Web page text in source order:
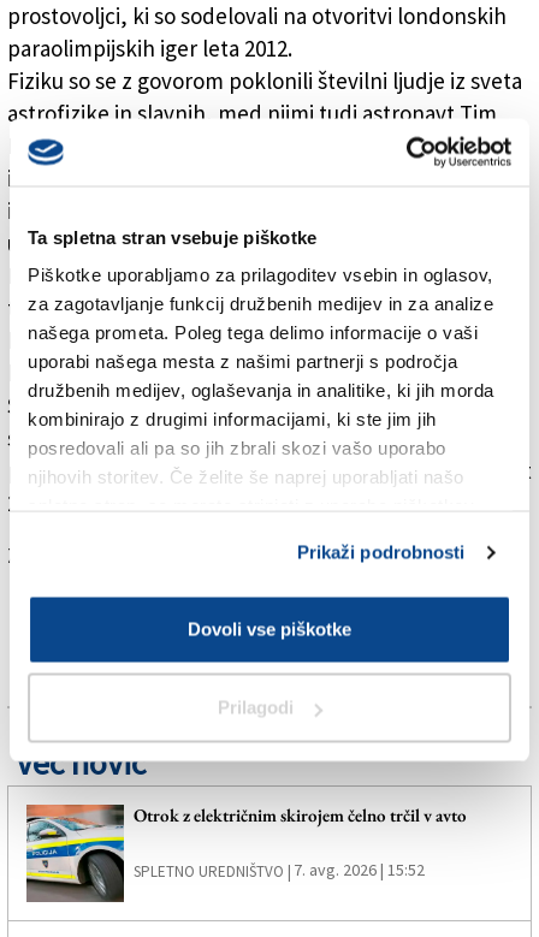
Ta spletna stran vsebuje piškotke
Piškotke uporabljamo za prilagoditev vsebin in oglasov,
za zagotavljanje funkcij družbenih medijev in za analize
našega prometa. Poleg tega delimo informacije o vaši
uporabi našega mesta z našimi partnerji s področja
družbenih medijev, oglaševanja in analitike, ki jih morda
kombinirajo z drugimi informacijami, ki ste jim jih
posredovali ali pa so jih zbrali skozi vašo uporabo
njihovih storitev. Če želite še naprej uporabljati našo
Prikaži podrobnosti
Dovoli vse piškotke
Prilagodi
prostovoljci, ki so sodelovali na otvoritvi londonskih
paraolimpijskih iger leta 2012.
Fiziku so se z govorom poklonili številni ljudje iz sveta
astrofizike in slavnih, med njimi tudi astronavt Tim
Peake, astronom Martin Rees, Hawkingov sodelavec
in Nobelov nagrajenec Kip Throne ter tudi britanski
igralec Benedict Cumberbatch, ki je Hawkinga
upodobil v istoimenski drami.
Poleg tega so posebno povabilo na pogreb prejeli tudi
trije študenti univerze Cheltenham, ki so - tako kot je
bil Hawking - tudi sami priklenjeni na voziček in za
komuniciranje uporabljajo elektronsko napravo.
Slovesnosti se je udeležilo okoli tisoč navadnih
smrtnikov, ki so se za to posebno priložnost
potegovali na žrebu, na katerega se je prijavilo več kot
25.000 ljudi.
Za branje in pisanje komentarjevje potrebna prijava
Več novic
Otrok z električnim skirojem čelno trčil v avto
SPLETNO UREDNIŠTVO | 7. avg. 2026 | 15:52